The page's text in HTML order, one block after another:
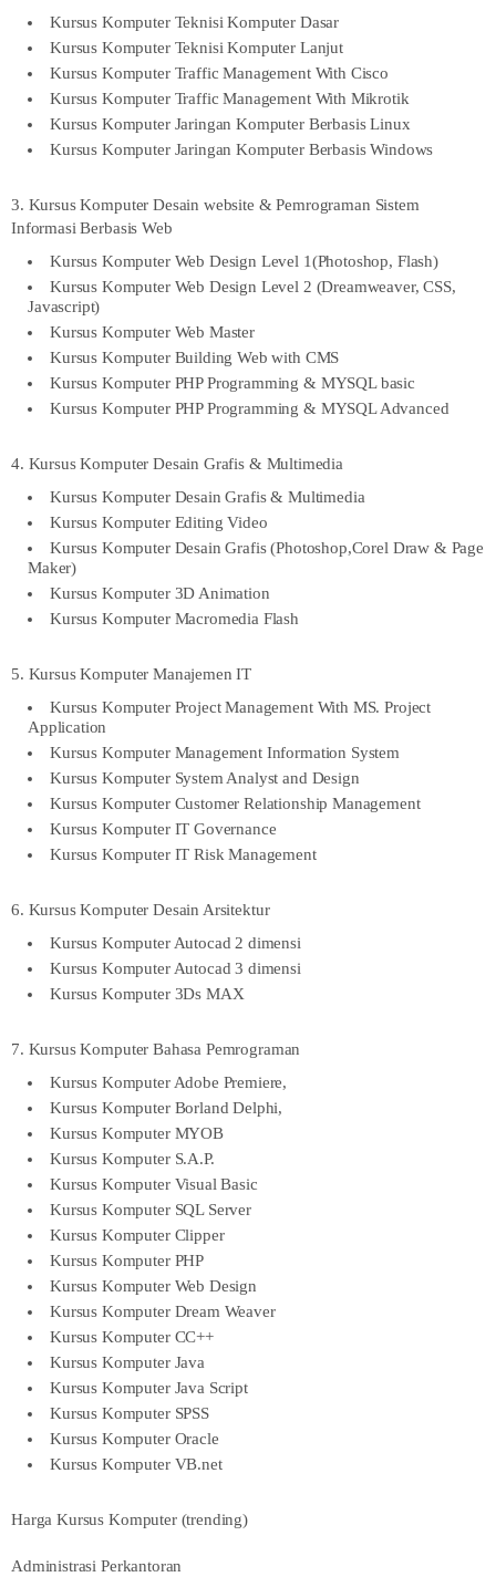
Kursus Komputer Teknisi Komputer Dasar
Kursus Komputer Teknisi Komputer Lanjut
Kursus Komputer Traffic Management With Cisco
Kursus Komputer Traffic Management With Mikrotik
Kursus Komputer Jaringan Komputer Berbasis Linux
Kursus Komputer Jaringan Komputer Berbasis Windows
3. Kursus Komputer Desain website & Pemrograman Sistem
Informasi Berbasis Web
Kursus Komputer Web Design Level 1(Photoshop, Flash)
Kursus Komputer Web Design Level 2 (Dreamweaver, CSS,
Javascript)
Kursus Komputer Web Master
Kursus Komputer Building Web with CMS
Kursus Komputer PHP Programming & MYSQL basic
Kursus Komputer PHP Programming & MYSQL Advanced
4. Kursus Komputer Desain Grafis & Multimedia
Kursus Komputer Desain Grafis & Multimedia
Kursus Komputer Editing Video
Kursus Komputer Desain Grafis (Photoshop,Corel Draw & Page
Maker)
Kursus Komputer 3D Animation
Kursus Komputer Macromedia Flash
5. Kursus Komputer Manajemen IT
Kursus Komputer Project Management With MS. Project
Application
Kursus Komputer Management Information System
Kursus Komputer System Analyst and Design
Kursus Komputer Customer Relationship Management
Kursus Komputer IT Governance
Kursus Komputer IT Risk Management
6. Kursus Komputer Desain Arsitektur
Kursus Komputer Autocad 2 dimensi
Kursus Komputer Autocad 3 dimensi
Kursus Komputer 3Ds MAX
7. Kursus Komputer Bahasa Pemrograman
Kursus Komputer Adobe Premiere,
Kursus Komputer Borland Delphi,
Kursus Komputer MYOB
Kursus Komputer S.A.P.
Kursus Komputer Visual Basic
Kursus Komputer SQL Server
Kursus Komputer Clipper
Kursus Komputer PHP
Kursus Komputer Web Design
Kursus Komputer Dream Weaver
Kursus Komputer CC++
Kursus Komputer Java
Kursus Komputer Java Script
Kursus Komputer SPSS
Kursus Komputer Oracle
Kursus Komputer VB.net
Harga Kursus Komputer (trending)
Administrasi Perkantoran